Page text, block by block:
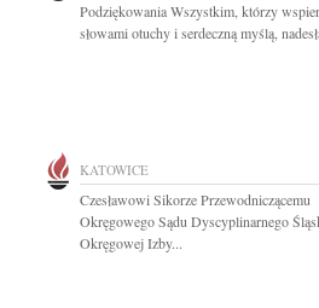
Podziękowania Wszystkim, którzy
słowami otuchy i serdeczną myślą,
KATOWICE
Czesławowi Sikorze Przewodniczącemu
Okręgowego Sądu Dyscyplinarnego
Okręgowej Izby...